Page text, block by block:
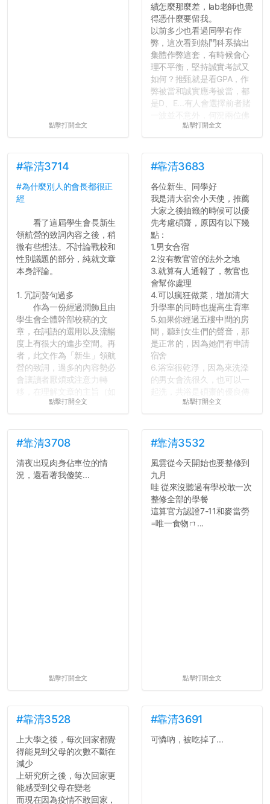
點擊打開全文
績怎麼那麼差，lab老師也覺
得憑什麼要留我。
以前多少也看過同學有作
弊，這次看到熱門科系搞出
集體作弊這套，有時候會心
理不平衡，堅持誠實考試又
如何？推甄就是看GPA，作
弊被當和誠實應考被當，都
是D、E...有人會選擇前者賭
心教授看起來要輕輕放下
長作弊的風氣。
反正老人我明天就要搬離新
竹，之後如何發展與我無
關，就當最後一天發個牢騷
吧XD，祝學弟妹們修課順利
~~...
點擊打開全文
#靠清3714
#為什麼別人的會長都很正
經
看了這屆學生會長新生
領航營的致詞內容之後，稍
微有些想法。不討論戰校和
性別議題的部分，純就文章
本身評論。
1. 冗詞贅句過多
作為一份經過潤飾且由
學生會全體幹部校稿的文
章，在詞語的選用以及流暢
度上有很大的進步空間。再
者，此文作為「新生」領航
營的致詞，過多的內容勢必
會讓讀者厭煩或注意力轉
果有的話）前就失去興趣。
的聲明一樣正式，但至少在
用字上多加留意。有些語句
用說的可能會引人發笑或多
聽幾句，但寫成文字時只會
點擊打開全文
#靠清3683
各位新生、同學好
我是清大宿舍小天使，推薦
大家之後抽籤的時候可以優
先考慮碩齋，原因有以下幾
點：
1.男女合宿
2.沒有教官管的法外之地
3.就算有人通報了，教官也
會幫你處理
4.可以瘋狂做菜，增加清大
升學率的同時也提高生育率
5.如果你經過五樓中間的房
間，聽到女生們的聲音，那
是正常的，因為她們有申請
宿舍
6.浴室很乾淨，因為來洗澡
的男女會洗很久，也可以一
舍房間，都歡迎留言讓我知
道...
點擊打開全文
#靠清3708
清夜出現肉身佔車位的情
況，還看著我傻笑...
點擊打開全文
#靠清3532
風雲從今天開始也要整修到
九月
哇 從來沒聽過有學校敢一次
整修全部的學餐
這算官方認證7-11和麥當勞
=唯一食物ㄇ...
點擊打開全文
#靠清3528
上大學之後，每次回家都覺
得能見到父母的次數不斷在
減少
上研究所之後，每次回家更
能感受到父母在變老
而現在因為疫情不敢回家，
#靠清3691
可憐吶，被吃掉了...